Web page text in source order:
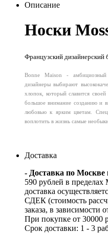
Описание
Носки
Французский дизайнерский
Bonne Maison - амбициозный
дизайнеры выбирают
хлопок, который славится
большое внимание созданию и
любовью к ярким цветам.
воплотить в жизнь самые
Доставка
- Доставка по Москве
590 рублей в
доставка
СДЕК (стоимость
заказа, в зависимости
При покупке от 30000
Срок доставки: 1 - 3